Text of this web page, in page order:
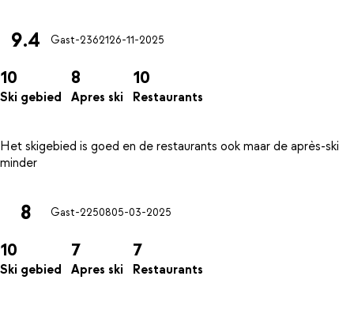
9.4 Gast-2362126-11-2025
10
Ski gebied
8
Apres ski
10
Restaurants
Het skigebied is goed en de restaurants ook maar de après-ski
8 Gast-2250805-03-2025
10
Ski gebied
7
Apres ski
7
Restaurants